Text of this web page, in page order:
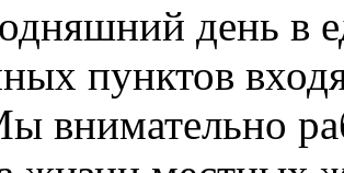
день в
пунктов
внимательно